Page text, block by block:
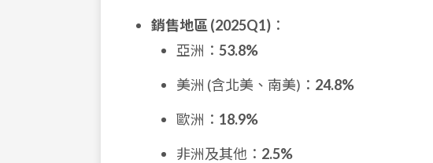
銷售地區 (2025Q1) ：
亞洲： 53.8%
美洲 (含北美、南美)： 24.8%
歐洲： 18.9%
非洲及其他： 2.5%